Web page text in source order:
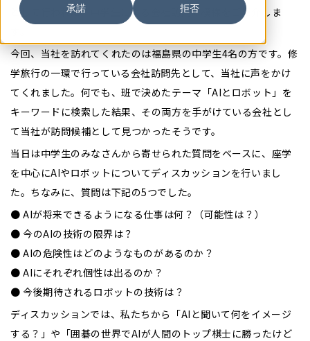
承諾 拒否
として行われた、中学生による会社訪問の模様をご紹介しま
今回、当社を訪れてくれたのは福島県の中学生4名の方です。修
学旅行の一環で行っている会社訪問先として、当社に声をかけ
てくれました。何でも、班で決めたテーマ「AIとロボット」を
キーワードに検索した結果、その両方を手がけている会社とし
て当社が訪問候補として見つかったそうです。
当日は中学生のみなさんから寄せられた質問をベースに、座学
を中心にAIやロボットについてディスカッションを行いまし
た。ちなみに、質問は下記の5つでした。
● AIが将来できるようになる仕事は何？（可能性は？）
● 今のAIの技術の限界は？
● AIの危険性はどのようなものがあるのか？
● AIにそれぞれ個性は出るのか？
● 今後期待されるロボットの技術は？
ディスカッションでは、私たちから「AIと聞いて何をイメージ
する？」や「囲碁の世界でAIが人間のトップ棋士に勝ったけど